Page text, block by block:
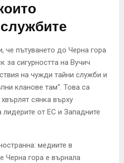
че пътуването до Черна гора
за сигурността на Вучич
на чужди тайни служби и
кланове там“. Това са
сянка върху
от ЕС и Западните
медиите в
Черна гора е върнала